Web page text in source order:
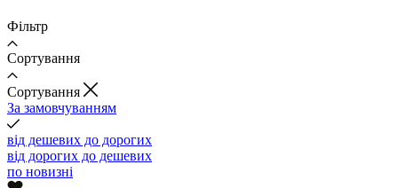
Фільтр
Сортування
Cортування
За замовчуванням
від дешевих до дорогих
від дорогих до дешевих
по новизні